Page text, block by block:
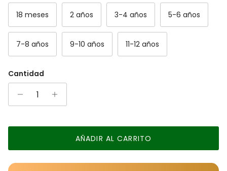
18 meses 2 años 3-4 años 5-6 años
7-8 años 9-10 años 11-12 años
Cantidad
AÑADIR AL CARRITO